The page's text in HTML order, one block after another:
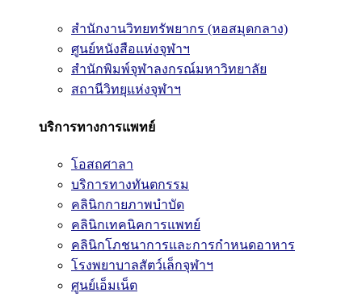
สำนักงานวิทยทรัพยากร (หอสมุดกลาง)
ศูนย์หนังสือแห่งจุฬาฯ
สำนักพิมพ์จุฬาลงกรณ์มหาวิทยาลัย
สถานีวิทยุแห่งจุฬาฯ
บริการทางการแพทย์
โอสถศาลา
บริการทางทันตกรรม
คลินิกกายภาพบำบัด
คลินิกเทคนิคการแพทย์
คลินิกโภชนาการและการกำหนดอาหาร
โรงพยาบาลสัตว์เล็กจุฬาฯ
ศูนย์เอ็มเน็ต